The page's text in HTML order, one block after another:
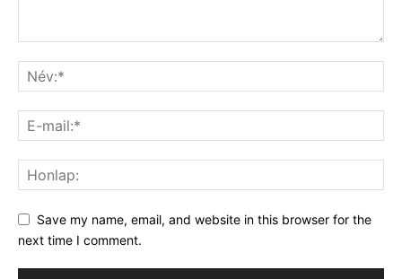
Save my name, email, and website in this browser for the
next time I comment.